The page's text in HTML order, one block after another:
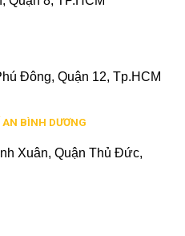
Đông, Quận 12, Tp.HCM
BÌNH DƯƠNG
Xuân, Quận Thủ Đức,